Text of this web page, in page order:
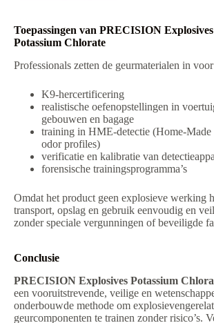
Toepassingen van PRECISION Explosives
Potassium Chlorate
Professionals zetten de geurmaterialen in
K9-hercertificering
realistische oefenopstellingen in
gebouwen en bagage
training in HME-detectie (Home-
odor profiles)
verificatie en kalibratie van
forensische trainingsprogramma’s
Omdat het product geen explosieve werking
transport, opslag en gebruik eenvoudig en
zonder speciale vergunningen of beveiligde
Conclusie
PRECISION Explosives Potassium
een vooruitstrevende, veilige en
onderbouwde methode om
geurcomponenten te trainen zonder risico’s.